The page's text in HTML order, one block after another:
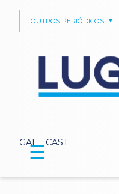
GAL CAST
OUTROS PERIÓDICOS
☰